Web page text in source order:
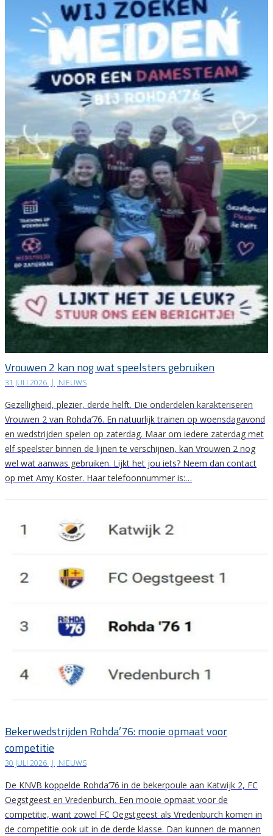
Vrouwen 2 kan nog wat speelsters gebruiken
31 JULI 2026 | NIEUWS
Gezelligheid, plezier, derde helft. Die onderdelen karakteriseren
Vrouwen 2 van Rohda’76. En natuurlijk trainen op woensdagavond
en wedstrijden spelen op zaterdag. Maar om iedere zaterdag met
elf speelster binnen de lijnen te verschijnen, kan Vrouwen 2 nog
wel wat aanwas gebruiken. Lijkt het jou iets? Neem dan contact
op met Amy Koster. Haar telefoonnummer is:…
Bekerwedstrijden Rohda’76: mooie opmaat voor
competitie
30 JULI 2026 | NIEUWS
De KNVB koppelde Rohda’76 in de bekerpoule aan Katwijk 2, FC
Oegstgeest en Vredenburch. Een mooie opmaat voor de
competitie, want zowel FC Oegstgeest als Vredenburch komen in
de competitie ook uit in de derde klasse. Dan kunnen de mannen